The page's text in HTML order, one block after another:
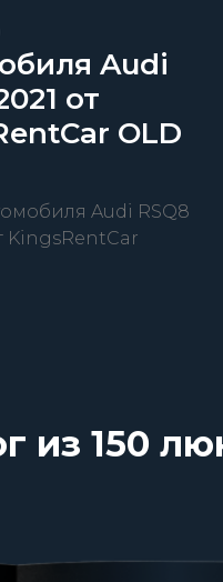
Audi
от
OLD
Audi RSQ8
KingsRentCar
из 150